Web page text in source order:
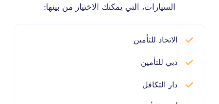
السيارات، التي يمكنك الاختيار من بينها:
الاتحاد للتأمين
دبي للتأمين
دار التكافل